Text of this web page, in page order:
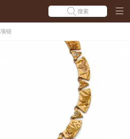
搜索
链